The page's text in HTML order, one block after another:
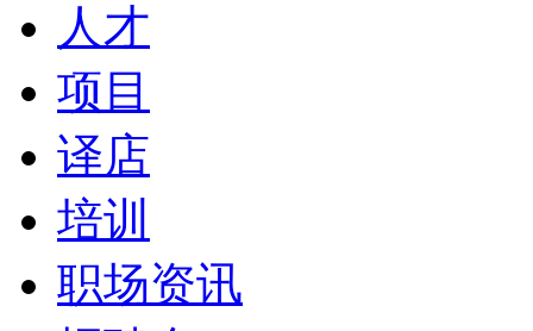
人才
项目
译店
培训
职场资讯